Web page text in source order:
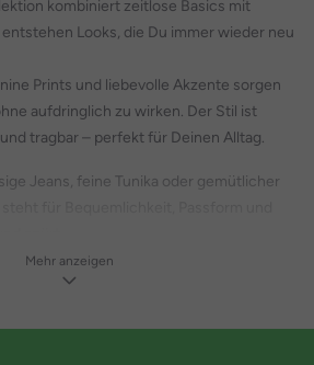
kombiniert zeitlose Basics mit
Looks, die Du immer wieder neu
Prints und liebevolle Akzente sorgen
aufdringlich zu wirken. Der Stil ist
tragbar – perfekt für Deinen Alltag.
Jeans, feine Tunika oder gemütlicher
Design
Mehr anzeigen